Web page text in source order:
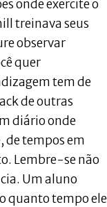
onde exercite o
treinava seus
observar
quer
tem de
de outras
diário onde
de tempos em
Lembre-se não
Um aluno
quanto tempo ele